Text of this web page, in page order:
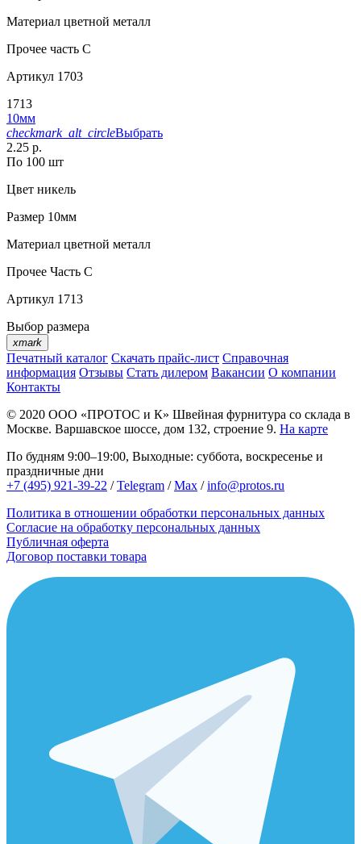
Материал цветной металл
Прочее часть С
Артикул 1703
1713
10мм
checkmark_alt_circleВыбрать
2.25 р.
По 100 шт
Цвет никель
Размер 10мм
Материал цветной металл
Прочее Часть С
Артикул 1713
Выбор размера
xmark
Печатный каталог Скачать прайс-лист Справочная
информация Отзывы Стать дилером Вакансии О компании
Контакты
© 2020 ООО «ПРОТОС и К» Швейная фурнитура со склада в
Москве. Варшавское шоссе, дом 132, строение 9. На карте
По будням 9:00–19:00, Выходные: суббота, воскресенье и
праздничные дни
+7 (495) 921-39-22 /Telegram /Max /info@protos.ru
Политика в отношении обработки персональных данных
Согласие на обработку персональных данных
Публичная оферта
Договор поставки товара